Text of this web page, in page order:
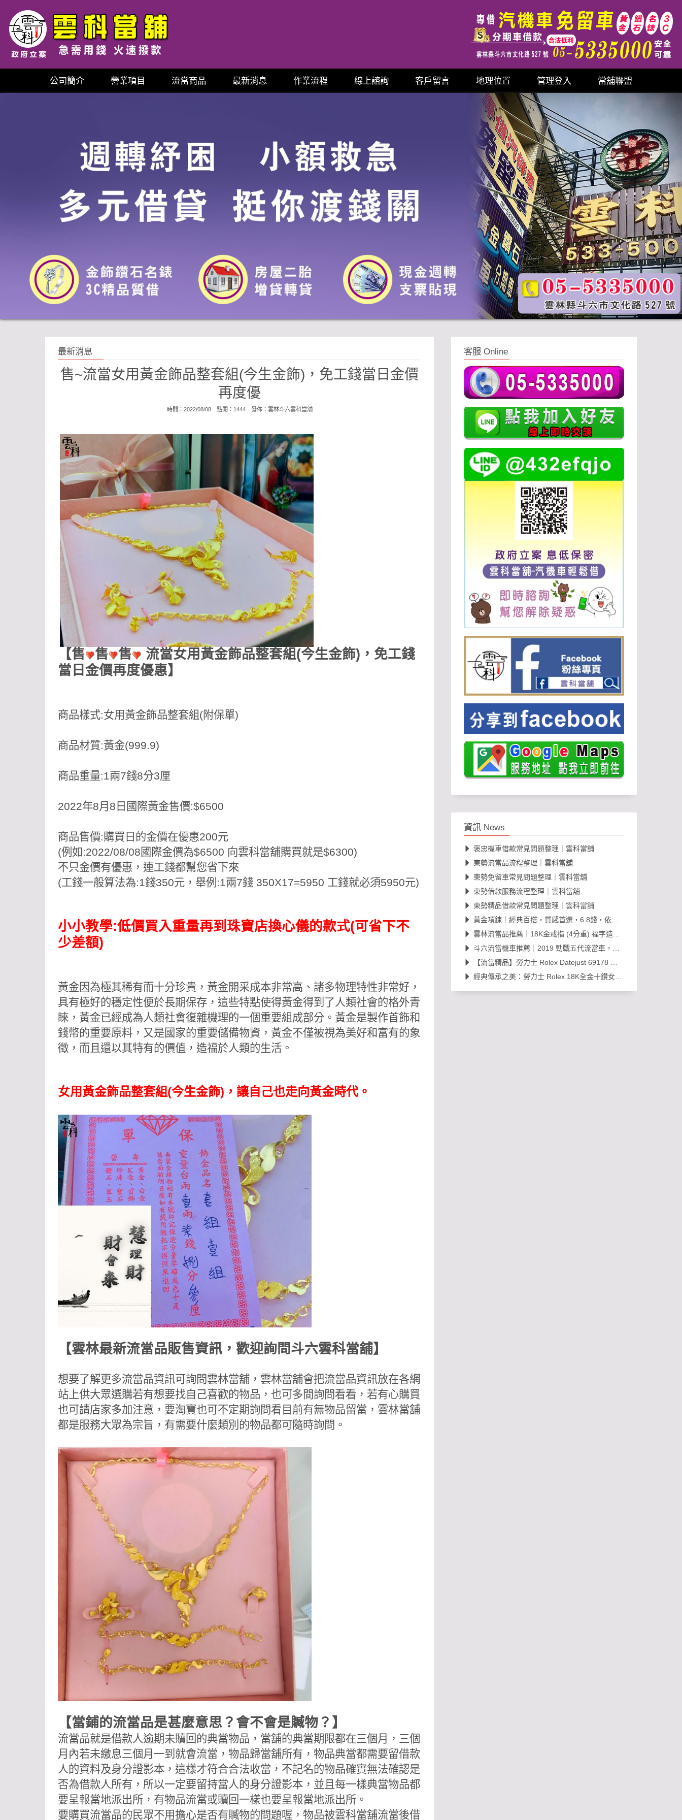
公司簡介 營業項目 流當商品 最新消息 作業流程 線上諮詢 客戶留言 地理位置 管理登入 當舖聯盟
最新消息
售~流當女用黃金飾品整套組(今生金飾)，免工錢當日金價
再度優
時間：2022/08/08 點閱：1444 發佈： 雲林斗六雲科當舖
【售 售 售 流當女用黃金飾品整套組(今生金飾) ，免工錢
當日金價再度優惠】
商品樣式:女用黃金飾品整套組(附保單)
商品材質:黃金(999.9)
商品重量:1兩7錢8分3厘
2022年8月8日國際黃金售價:$6500
商品售價:購買日的金價在優惠200元
(例如:2022/08/08國際金價為$6500 向雲科當舖購買就是$6300)
不只金價有優惠，連工錢都幫您省下來
(工錢一般算法為:1錢350元，舉例:1兩7錢 350X17=5950 工錢就必須5950元)
小小教學:低價買入重量再到珠寶店換心儀的款式(可省下不
少差額)
黃金因為極其稀有而十分珍貴，黃金開采成本非常高、諸多物理特性非常好，
具有極好的穩定性便於長期保存，這些特點使得黃金得到了人類社會的格外青
睞，黃金已經成為人類社會復雜機理的一個重要組成部分。黃金是製作首飾和
錢幣的重要原料，又是國家的重要儲備物資，黃金不僅被視為美好和富有的象
徵，而且還以其特有的價值，造福於人類的生活。
女用黃金飾品整套組(今生金飾)，讓自己也走向黃金時代。
【雲林最新流當品販售資訊，歡迎詢問斗六雲科當舖】
想要了解更多流當品資訊可詢問雲林當舖， 雲林當舖會把流當品資訊放在各網
站上供大眾選購若有想要找自己喜歡的物品，也可多間詢問看看，若有心購買
也可請店家多加注意，要淘寶也可不定期詢問看目前有無物品留當，雲林當舖
都是服務大眾為宗旨，有需要什麼類別的物品都可隨時詢問。
【當鋪的流當品是甚麼意思？會不會是贓物？】
流當品就是借款人逾期未贖回的典當物品，當舖的典當期限都在三個月，三個
月內若未繳息三個月一到就會流當，物品歸當舖所有，物品典當都需要留借款
人的資料及身分證影本，這樣才符合合法收當，不記名的物品確實無法確認是
否為借款人所有，所以一定要留持當人的身分證影本，並且每一樣典當物品都
要呈報當地派出所，有物品流當或贖回一樣也要呈報當地派出所。
要購買流當品的民眾不用擔心是否有贓物的問題喔，物品被雲科當舖流當後借
客服 Online
資訊 News
褒忠機車借款常見問題整理｜雲科當舖
東勢流當品流程整理｜雲科當舖
東勢免留車常見問題整理｜雲科當舖
東勢借款服務流程整理｜雲科當舖
東勢精品借款常見問題整理｜雲科當舖
黃金項鍊｜經典百搭・質感首選・6.8錢・依當日金價販售，免工錢更划算
雲林流當品推薦｜18K金戒指 (4分重) 福字造型開運金飾，日常百搭超值選！
斗六流當機車推薦｜2019 勁戰五代流當車，里程約 38,000km，可現場賞車議價
【流當精品】勞力士 Rolex Datejust 69178 經典 18K 金鑽石女錶｜原裝 203
經典傳承之美：勞力士 Rolex 18K全金十鑽女錶，搭載 Cal. 2030 機芯的黃金年代